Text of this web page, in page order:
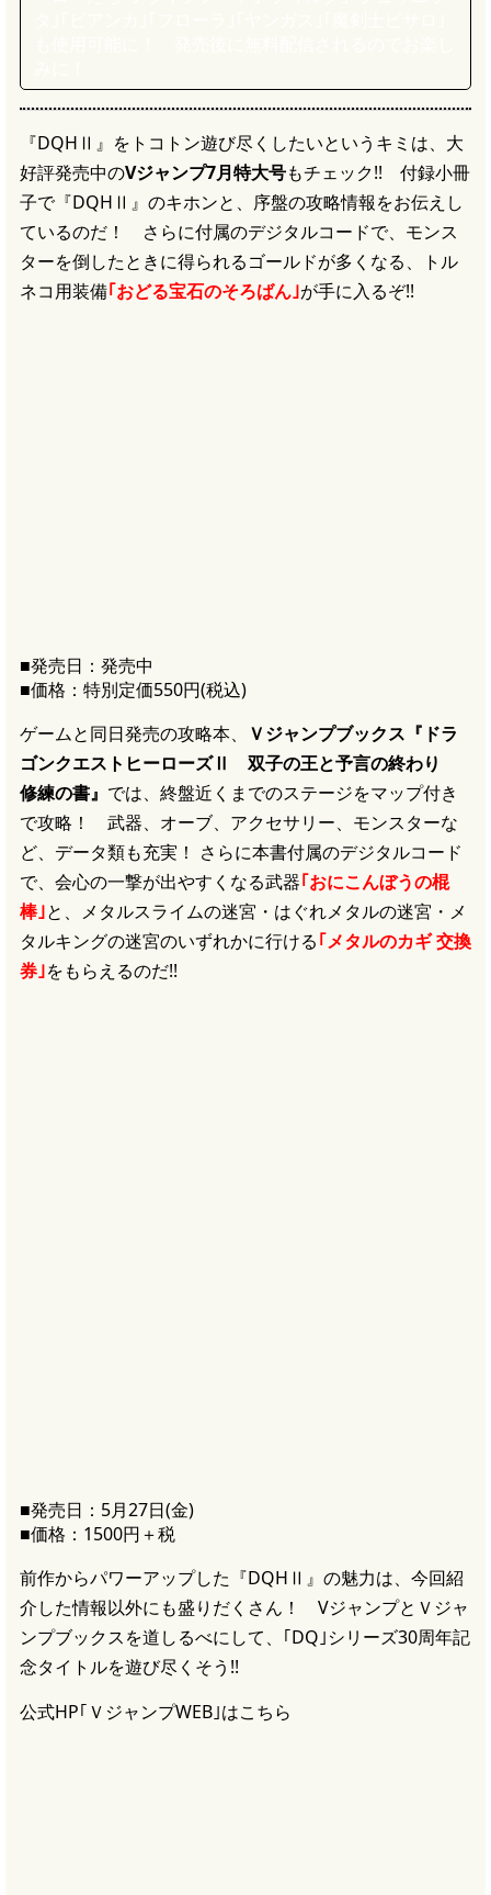
『DQHⅡ』をトコトン遊び尽くしたいというキミは、大
好評発売中のVジャンプ7月特大号もチェック!! 付録小冊
子で『DQHⅡ』のキホンと、序盤の攻略情報をお伝えし
ているのだ！ さらに付属のデジタルコードで、モンス
ターを倒したときに得られるゴールドが多くなる、トル
ネコ用装備｢おどる宝石のそろばん｣が手に入るぞ!!
■発売日：発売中
■価格：特別定価550円(税込)
ゲームと同日発売の攻略本、
Ｖジャンプブックス『ドラ
ゴンクエストヒーローズⅡ 双子の王と予言の終わり
修練の書』 では、終盤近くまでのステージをマップ付き
で攻略！ 武器、オーブ、アクセサリー、モンスターな
ど、データ類も充実！ さらに本書付属のデジタルコード
で、会心の一撃が出やすくなる武器｢おにこんぼうの棍
棒｣と、メタルスライムの迷宮・はぐれメタルの迷宮・メ
タルキングの迷宮のいずれかに行ける｢メタルのカギ 交換
券｣をもらえるのだ!!
■発売日：5月27日(金)
■価格：1500円＋税
前作からパワーアップした『DQHⅡ』の魅力は、今回紹
介した情報以外にも盛りだくさん！ VジャンプとＶジャ
ンプブックスを道しるべにして、｢DQ｣シリーズ30周年記
念タイトルを遊び尽くそう!!
公式HP｢ＶジャンプWEB｣はこちら